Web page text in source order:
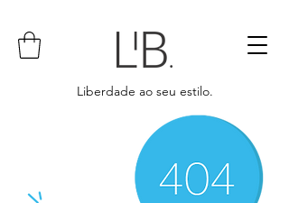
Liberdade ao seu estilo.